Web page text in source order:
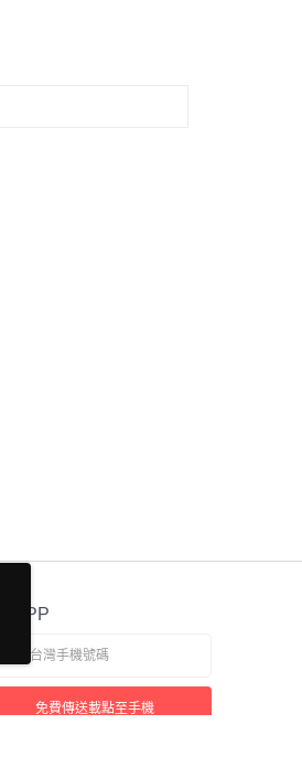
APP
免費傳送載點至手機